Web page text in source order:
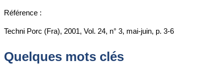
Référence :
Techni Porc (Fra), 2001, Vol. 24, n° 3, mai-juin, p. 3-6
Quelques mots clés